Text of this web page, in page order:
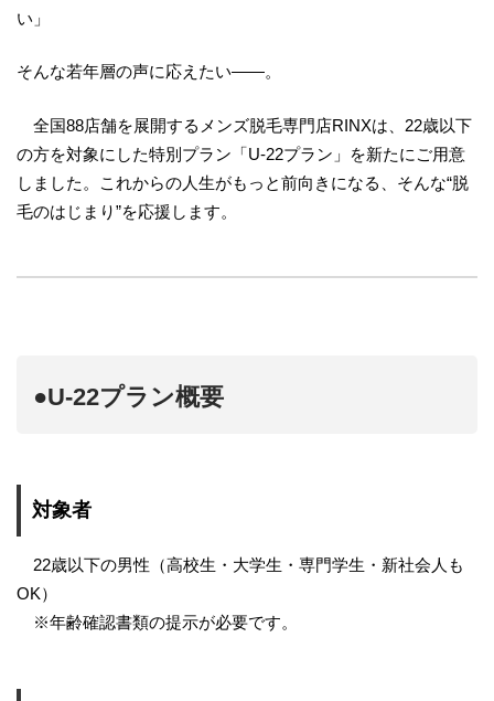
い」
そんな若年層の声に応えたい——。
全国88店舗を展開するメンズ脱毛専門店RINXは、22歳以下
の方を対象にした特別プラン「U-22プラン」を新たにご用意
しました。これからの人生がもっと前向きになる、そんな“脱
毛のはじまり”を応援します。
●U-22プラン概要
対象者
22歳以下の男性（高校生・大学生・専門学生・新社会人も
OK）
※年齢確認書類の提示が必要です。